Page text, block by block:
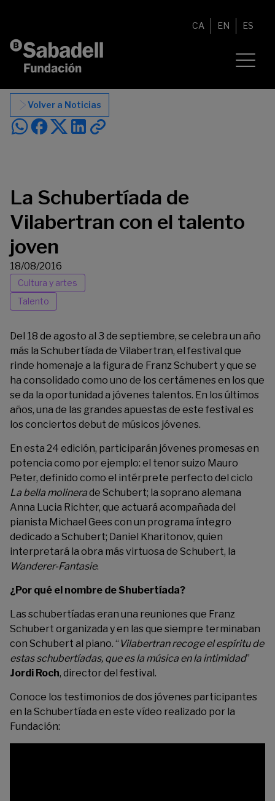
CA EN ES
Volver a Noticias
La Schubertíada de
Vilabertran con el talento
joven
18/08/2016
Cultura y artes
Talento
Del 18 de agosto al 3 de septiembre, se celebra un año
más la Schubertíada de Vilabertran, el festival que
rinde homenaje a la figura de Franz Schubert y que se
ha consolidado como uno de los certámenes en los que
se da la oportunidad a jóvenes talentos. En los últimos
años, una de las grandes apuestas de este festival es
los conciertos debut de músicos jóvenes.
En esta 24 edición, participarán jóvenes promesas en
potencia como por ejemplo: el tenor suizo Mauro
Peter, definido como el intérprete perfecto del ciclo
La bella molinerade Schubert; la soprano alemana
Anna Lucia Richter, que actuará acompañada del
pianista Michael Gees con un programa íntegro
dedicado a Schubert; Daniel Kharitonov, quien
interpretará la obra más virtuosa de Schubert, la
Wanderer-Fantasie.
¿Por qué el nombre de Shubertíada?
Las schubertíadas eran una reuniones que Franz
Schubert organizada y en las que siempre terminaban
con Schubert al piano. “ Vilabertran recoge el espíritu de
estas schubertíadas, que es la música en la intimidad”
Jordi Roch, director del festival.
Conoce los testimonios de dos jóvenes participantes
en la Schubertíada en este vídeo realizado por la
Fundación: